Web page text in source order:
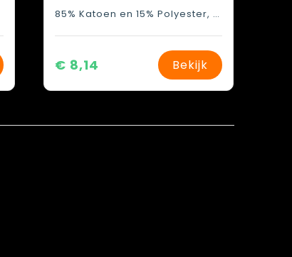
85% Katoen en 15% Polyester, Beukenhout
€ 8,14 Bekijk